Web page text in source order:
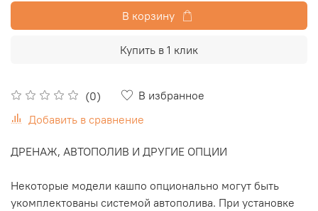
(0)
В избранное
Добавить в сравнение
В корзину
Купить в 1 клик
ДРЕНАЖ, АВТОПОЛИВ И ДРУГИЕ ОПЦИИ
Некоторые модели кашпо опционально могут быть
укомплектованы системой автополива. При установке